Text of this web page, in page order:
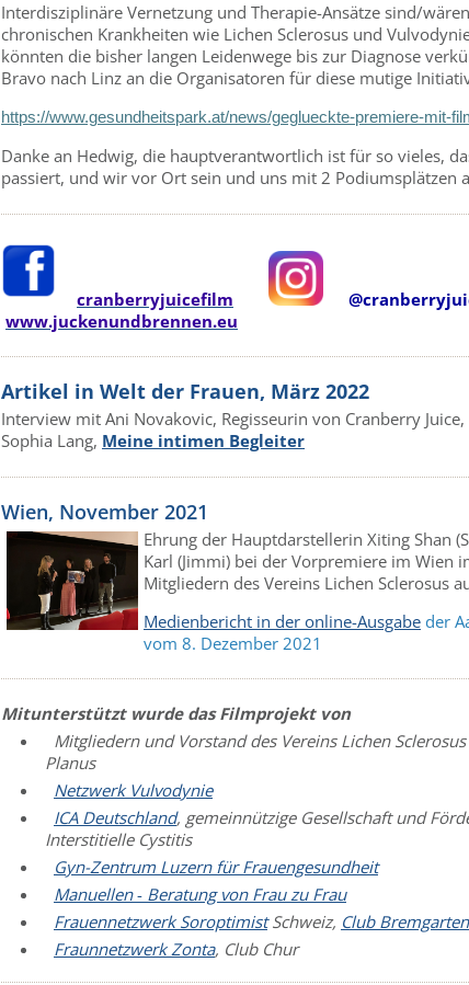
Interdisziplinäre Vernetzung und Therapie-Ansätze sind/
chronischen Krankheiten wie Lichen Sclerosus und
könnten die bisher langen Leidenwege bis zur Diagnose
Bravo nach Linz an die Organisatoren für diese mutige
https://www.gesundheitspark.at/news/geglueckte-premiere-mit-
Danke an Hedwig, die hauptverantwortlich ist für so vieles,
passiert, und wir vor Ort sein und uns mit 2 Podiumsplätzen
cranberryjuicefilm
www.juckenundbrennen.eu
Artikel in Welt der Frauen, März 2022
Interview mit Ani Novakovic, Regisseurin von Cranberry
Sophia Lang, Meine intimen Begleiter
Wien, November 2021
Ehrung der Hauptdarstellerin Xiting Shan
Karl (Jimmi) bei der Vorpremiere im Wien
Mitgliedern des Vereins Lichen Sclerosus
Medienbericht in der online-Ausgabe der
vom 8. Dezember 2021
Mitunterstützt wurde das Filmprojekt von
Mitgliedern und Vorstand des Vereins Lichen
Planus
Netzwerk Vulvodynie
ICA Deutschland, gemeinnützige Gesellschaft und
Interstitielle Cystitis
Gyn-Zentrum Luzern für Frauengesundheit
Manuellen- Beratung von Frau zu Frau
Frauennetzwerk SoroptimistSchweiz, Club
Fraunnetzwerk Zonta, Club Chur